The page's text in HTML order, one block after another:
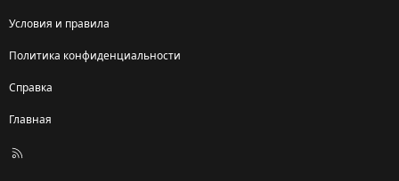
Условия и правила
Политика конфиденциальности
Справка
Главная
R